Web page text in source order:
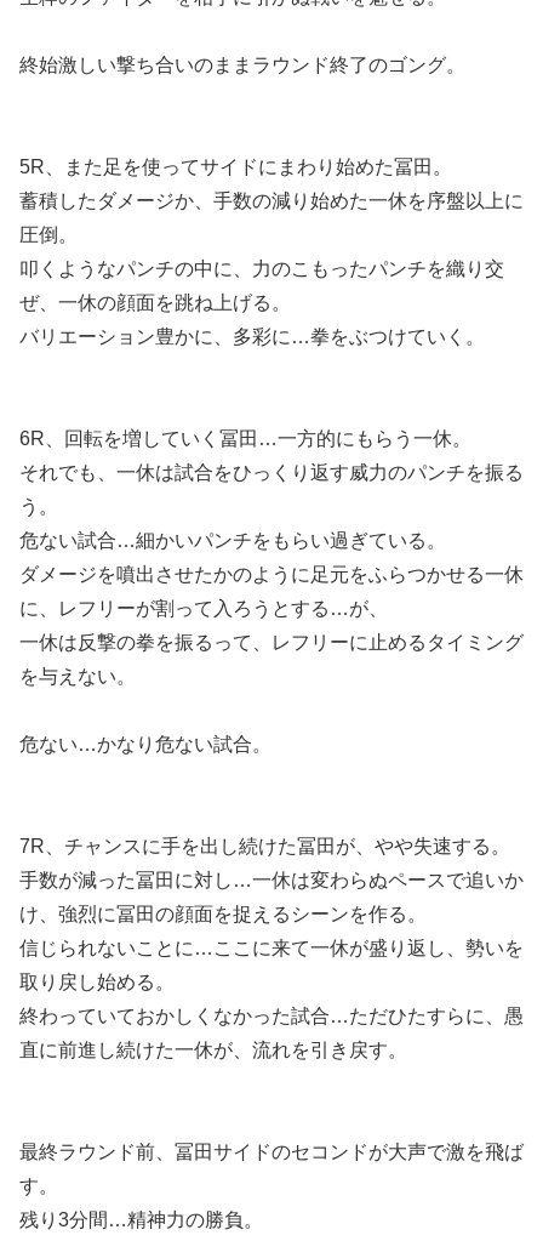
終始激しい撃ち合いのままラウンド終了のゴング。
5R、また足を使ってサイドにまわり始めた冨田。
蓄積したダメージか、手数の減り始めた一休を序盤以上に
圧倒。
叩くようなパンチの中に、力のこもったパンチを織り交
ぜ、一休の顔面を跳ね上げる。
バリエーション豊かに、多彩に…拳をぶつけていく。
6R、回転を増していく冨田…一方的にもらう一休。
それでも、一休は試合をひっくり返す威力のパンチを振る
う。
危ない試合…細かいパンチをもらい過ぎている。
ダメージを噴出させたかのように足元をふらつかせる一休
に、レフリーが割って入ろうとする…が、
一休は反撃の拳を振るって、レフリーに止めるタイミング
を与えない。
危ない…かなり危ない試合。
7R、チャンスに手を出し続けた冨田が、やや失速する。
手数が減った冨田に対し…一休は変わらぬペースで追いか
け、強烈に冨田の顔面を捉えるシーンを作る。
信じられないことに…ここに来て一休が盛り返し、勢いを
取り戻し始める。
終わっていておかしくなかった試合…ただひたすらに、愚
直に前進し続けた一休が、流れを引き戻す。
最終ラウンド前、冨田サイドのセコンドが大声で激を飛ば
す。
残り3分間…精神力の勝負。